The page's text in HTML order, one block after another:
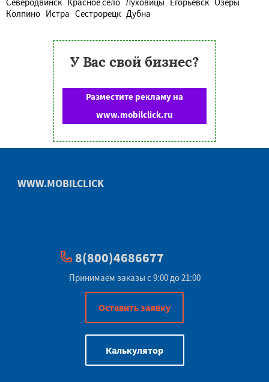
Колпино Истра Сестрорецк Дубна
У Вас свой бизнес?
Разместите рекламу на
www.mobilclick.ru
WWW.MOBILCLICK
8(800)4686677
Принимаем заказы с 9:00 до 21:00
Оставить заявку
Калькулятор